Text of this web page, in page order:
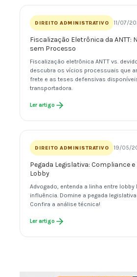
DIREITO ADMINISTRATIVO 11/07/
Fiscalização Eletrônica da ANTT:
sem Processo
Fiscalização eletrônica ANTT vs.
descubra os vícios processuais que
frete e as teses defensivas
transportadora.
Ler artigo
DIREITO ADMINISTRATIVO 19/05/
Pegada Legislativa: Compliance
Lobby
Advogado, entenda a linha entre
influência. Domine a pegada
Confira a análise técnica!
Ler artigo